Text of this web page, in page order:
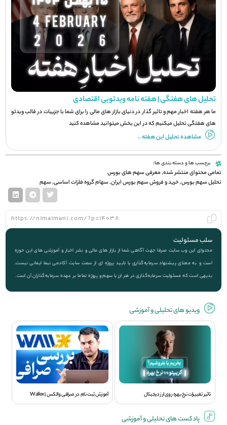
تحلیل های هفتگی | هفته نامه ویدئویی اقتصادی
ما هر هفته اخبار مهم و تاثیر گذار در دنیای بازار های مالی را برای شما با جزيیات در قالب ویدئو
های هفتگی تحلیل میکنیم که در این بخش میتوانید مشاهده کنید
مشاهده تحلیل این هفته ..
برچسب ها و دسته بندی ها:
تمامی محتوای منتشر شده,معرفی سهم های بورس
تحلیل سهم بورس,خرید و فروش سهم بورس ایران,سهام گروه فلزات اساسی,سهم
سلب مسئولیت
محتوای این وب سایت صرفا جهت آگاهی شما از بازار های مالی و نشر اخبار و آموزشی های این حوزه
است و به معنای پیشنهاد سرمایه‌گذاری یا تایید پروژه ای از سمت سایت آکادمی نیما ایمانی نیست.
بدیهی است که مسئولیت سرمایه‌گذاری در هر ارز یا سهم و پروژه تماما بر عهده سرمایه‌گذاران آن است.
ویديو های تحلیلی و آموزشی
تاثیر تغییرات نرخ بهره روی ارز دیجیتال آموزش ثبت نام در صرافی والکس | Wallex
پادکست های تحلیلی و آموزشی